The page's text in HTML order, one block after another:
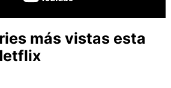
más vistas esta